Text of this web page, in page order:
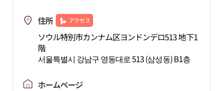
住所 アクセス
ソウル特別市カンナム区ヨンドンデロ513 地下1
階
서울특별시 강남구 영동대로 513 (삼성동) B1층
ホームページ